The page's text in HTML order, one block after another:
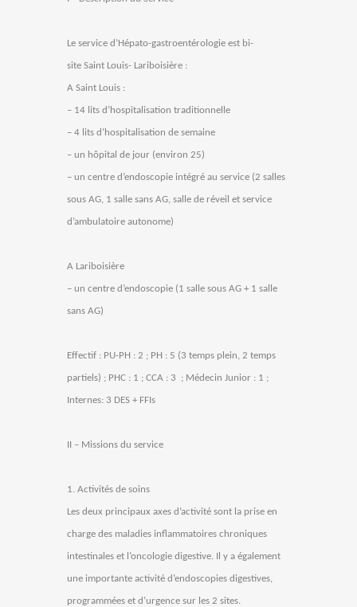
Le service d’Hépato-gastroentérologie est bi-
site Saint Louis- Lariboisière :
A Saint Louis :
– 14 lits d’hospitalisation traditionnelle
– 4 lits d’hospitalisation de semaine
– un hôpital de jour (environ 25)
– un centre d’endoscopie intégré au service (2 salles
sous AG, 1 salle sans AG, salle de réveil et service
d’ambulatoire autonome)
A Lariboisière
– un centre d’endoscopie (1 salle sous AG + 1 salle
sans AG)
Effectif : PU-PH : 2 ; PH : 5 (3 temps plein, 2 temps
partiels) ; PHC : 1 ; CCA : 3 ; Médecin Junior : 1 ;
Internes: 3 DES + FFIs
II – Missions du service
1. Activités de soins
Les deux principaux axes d’activité sont la prise en
charge des maladies inflammatoires chroniques
intestinales et l’oncologie digestive. Il y a également
une importante activité d’endoscopies digestives,
programmées et d’urgence sur les 2 sites.